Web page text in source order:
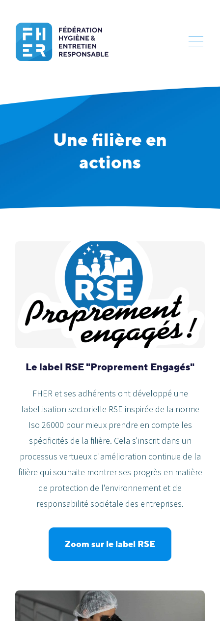
Une filière en
actions
Le label RSE "Proprement Engagés"
FHER et ses adhérents ont développé une
labellisation sectorielle RSE inspirée de la norme
Iso 26000 pour mieux prendre en compte les
spécificités de la filière. Cela s'inscrit dans un
processus vertueux d'amélioration continue de la
filière qui souhaite montrer ses progrès en matière
de protection de l'environnement et de
responsabilité sociétale des entreprises.
Zoom sur le label RSE